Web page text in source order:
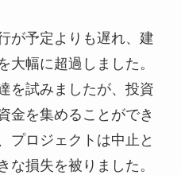
が予定よりも遅れ、建
大幅に超過しました。
を試みましたが、投資
金を集めることができ
プロジェクトは中止と
な損失を被りました。